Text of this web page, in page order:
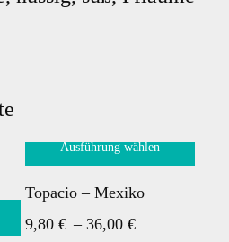
Ausführung wählen
Produkt
weist
Topacio – Mexiko
9,80€ –36,00€